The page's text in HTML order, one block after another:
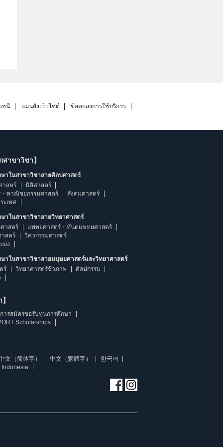
ชนี แผนผังเว็บไซต์ ข้อตกลงการใช้บริการ
าขาวิชา】
าในสาขาวิชาสายศิลปศาสตร์
าสตร์
นิติศาสตร์
・พาณิชยกรรมศาสตร์
สังคมศาสตร์
ะเทศ
าในสาขาวิชาสายวิทยาศาสตร์
าสตร์
แพทยศาสตร์・ทันตแพทยศาสตร์
สตร์
วิศวกรรมศาสตร์
มง
าในสาขาวิชาสายมนุษยศาสตร์และวิทยาศาสตร์
ร์
วิทยาศาสตร์ชีวภาพ
ศิลปกรรม
การสมัครขอรับทุนการศึกษา
Scholarships
文（简体字） 中文（繁體字）
한국어
Indonesia